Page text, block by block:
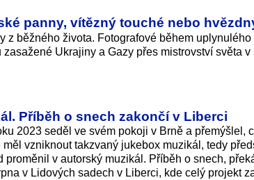
panny, vítězný touché nebo
z běžného života. Fotografové během
Ukrajiny a Gazy přes mistrovství světa v
Příběh o snech zakončí v Liberci
2023 seděl ve svém pokoji v Brně a přemýšlel,
vzniknout takzvaný jukebox muzikál, tedy
v autorský muzikál. Příběh o snech,
v Lidových sadech v Liberci, kde celý projekt